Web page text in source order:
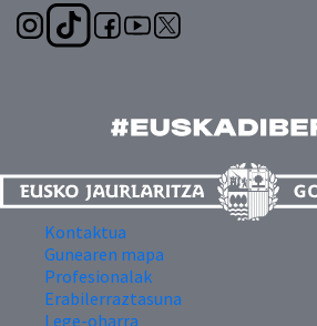
Kontaktua
Gunearen mapa
Profesionalak
Erabilerraztasuna
Lege-oharra